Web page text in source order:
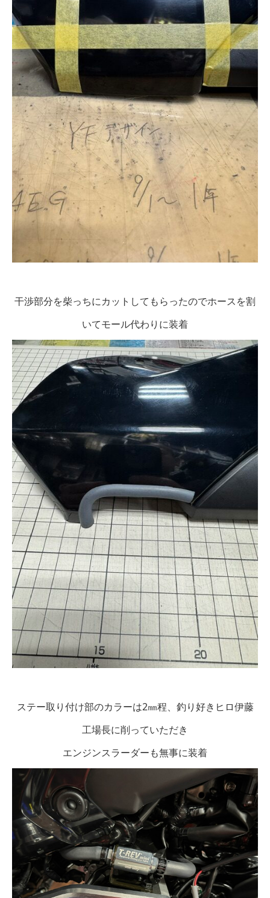
干渉部分を柴っちにカットしてもらったのでホースを割
いてモール代わりに装着
ステー取り付け部のカラーは2㎜程、釣り好きヒロ伊藤
工場長に削っていただき
エンジンスラーダーも無事に装着